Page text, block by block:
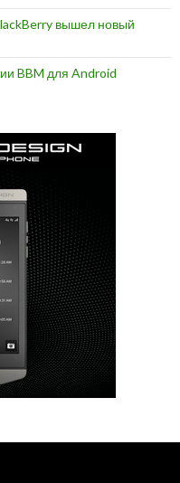
вышел новый
BBM для Android